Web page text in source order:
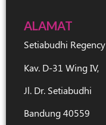
ALAMAT
Setiabudhi Regency
Kav. D-31 Wing IV,
Jl. Dr. Setiabudhi
Bandung 40559